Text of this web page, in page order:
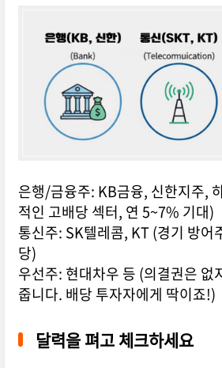
은행/금융주: KB금융, 신한지주,
적인 고배당 섹터, 연 5~7% 기대)
통신주: SK텔레콤, KT (경기 방어
당)
우선주: 현대차우 등 (의결권은 없
줍니다. 배당 투자자에게 딱이죠!)
달력을 펴고 체크하세요